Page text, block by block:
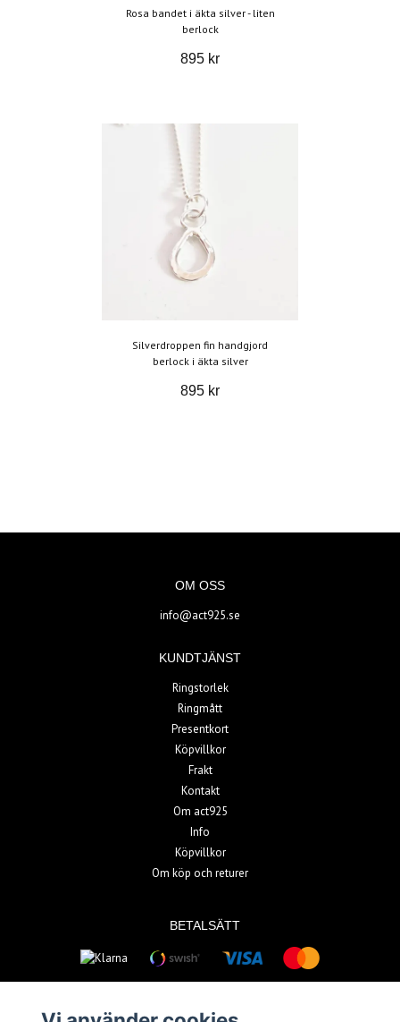
Rosa bandet i äkta silver - liten
berlock
895 kr
Silverdroppen fin handgjord
berlock i äkta silver
895 kr
OM OSS
info@act925.se
KUNDTJÄNST
Ringstorlek
Ringmått
Presentkort
Köpvillkor
Frakt
Kontakt
Om act925
Info
Köpvillkor
Om köp och returer
BETALSÄTT